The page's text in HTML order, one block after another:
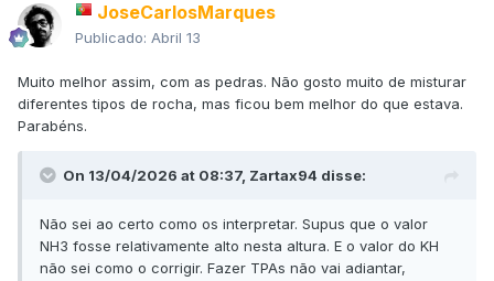
JoseCarlosMarques
Publicado: Abril 13
Muito melhor assim, com as pedras. Não gosto muito de misturar
diferentes tipos de rocha, mas ficou bem melhor do que estava.
Parabéns.
On 13/04/2026 at 08:37, Zartax94 disse:
Não sei ao certo como os interpretar. Supus que o valor
NH3 fosse relativamente alto nesta altura. E o valor do KH
não sei como o corrigir. Fazer TPAs não vai adiantar,